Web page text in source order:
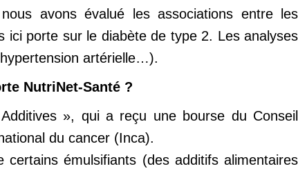
avons évalué les associations entre les
ici porte sur le diabète de type 2. Les analyses
artérielle…).
NutriNet-Santé ?
», qui a reçu une bourse du Conseil
du cancer (Inca).
émulsifiants (des additifs alimentaires